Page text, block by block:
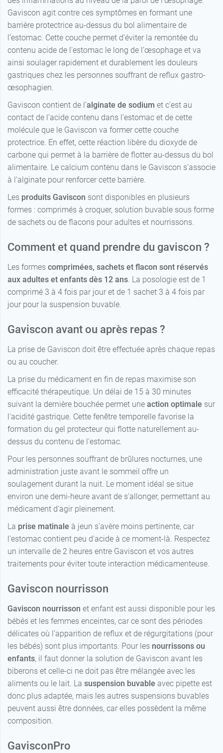
Gaviscon agit contre ces symptômes en formant une
barrière protectrice au-dessus du bol alimentaire de
l’estomac. Cette couche permet d’éviter la remontée du
contenu acide de l’estomac le long de l’œsophage et va
ainsi soulager rapidement et durablement les douleurs
gastriques chez les personnes souffrant de reflux gastro-
œsophagien.
Gaviscon contient de l’alginate de sodium et c’est au
contact de l’acide contenu dans l’estomac et de cette
molécule que le Gaviscon va former cette couche
protectrice. En effet, cette réaction libère du dioxyde de
carbone qui permet à la barrière de flotter au-dessus du bol
alimentaire. Le calcium contenu dans le Gaviscon s’associe
à l’alginate pour renforcer cette barrière.
Les produits Gaviscon sont disponibles en plusieurs
formes : comprimés à croquer, solution buvable sous forme
de sachets ou de flacons pour adultes et nourrissons.
Comment et quand prendre du gaviscon ?
Les formes comprimées, sachets et flacon sont réservés
aux adultes et enfants dès 12 ans. La posologie est de 1
comprimé 3 à 4 fois par jour et de 1 sachet 3 à 4 fois par
jour pour la suspension buvable.
Gaviscon avant ou après repas ?
La prise de Gaviscon doit être effectuée après chaque repas
ou au coucher.
La prise du médicament en fin de repas maximise son
efficacité thérapeutique. Un délai de 15 à 30 minutes
suivant la dernière bouchée permet une action optimale sur
l'acidité gastrique. Cette fenêtre temporelle favorise la
formation du gel protecteur qui flotte naturellement au-
dessus du contenu de l'estomac.
Pour les personnes souffrant de brûlures nocturnes, une
administration juste avant le sommeil offre un
soulagement durant la nuit. Le moment idéal se situe
environ une demi-heure avant de s'allonger, permettant au
médicament d'agir pleinement.
La prise matinale à jeun s'avère moins pertinente, car
l'estomac contient peu d'acide à ce moment-là. Respectez
un intervalle de 2 heures entre Gaviscon et vos autres
traitements pour éviter toute interaction médicamenteuse.
Gaviscon nourrisson
Gaviscon nourrisson et enfant est aussi disponible pour les
bébés et les femmes enceintes, car ce sont des périodes
délicates où l’apparition de reflux et de régurgitations (pour
les bébés) sont plus importants. Pour les nourrissons ou
enfants, il faut donner la solution de Gaviscon avant les
biberons et celle-ci ne doit pas être mélangée avec les
aliments ou le lait. La suspension buvable avec pipette est
donc plus adaptée, mais les autres suspensions buvables
peuvent aussi être données, car elles possèdent la même
composition.
GavisconPro